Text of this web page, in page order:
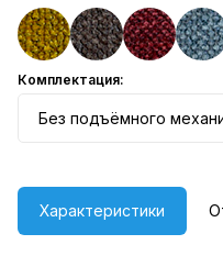
Комплектация:
Без подъёмного
Характеристики